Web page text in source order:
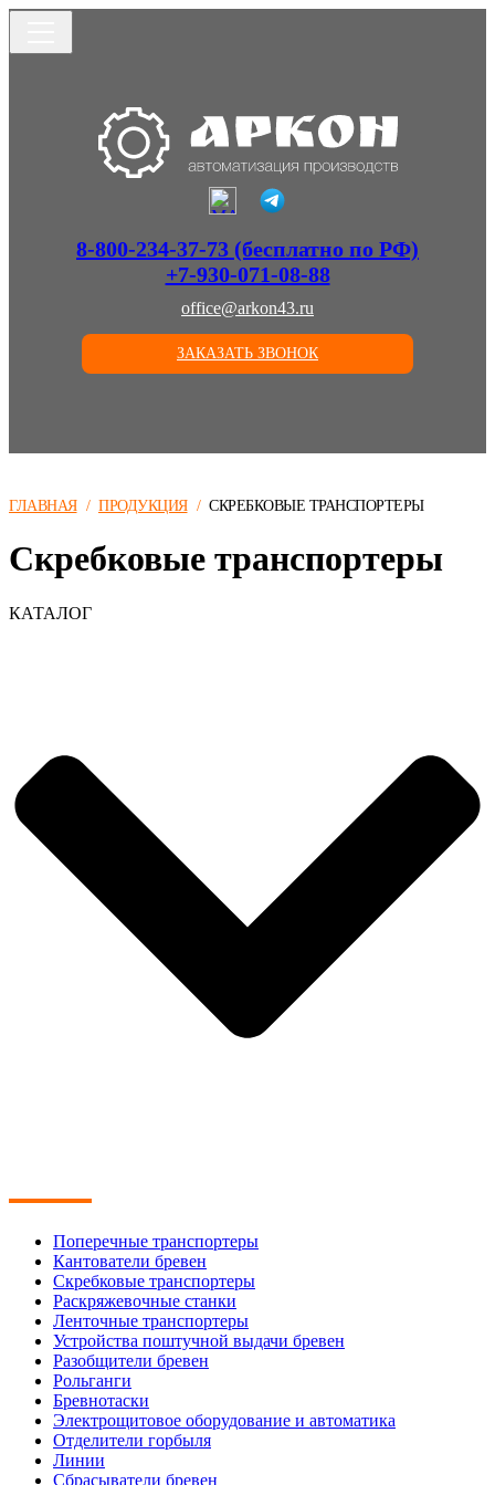
8-800-234-37-73 (бесплатно по РФ)
+7-930-071-08-88
office@arkon43.ru
ЗАКАЗАТЬ ЗВОНОК
ГЛАВНАЯ / ПРОДУКЦИЯ / СКРЕБКОВЫЕ ТРАНСПОРТЕРЫ
Скребковые транспортеры
КАТАЛОГ
Поперечные транспортеры
Кантователи бревен
Скребковые транспортеры
Раскряжевочные станки
Ленточные транспортеры
Устройства поштучной выдачи бревен
Разобщители бревен
Рольганги
Бревнотаски
Электрощитовое оборудование и автоматика
Отделители горбыля
Линии
Сбрасыватели бревен